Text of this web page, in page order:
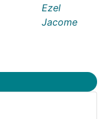
Ezel
Jacome